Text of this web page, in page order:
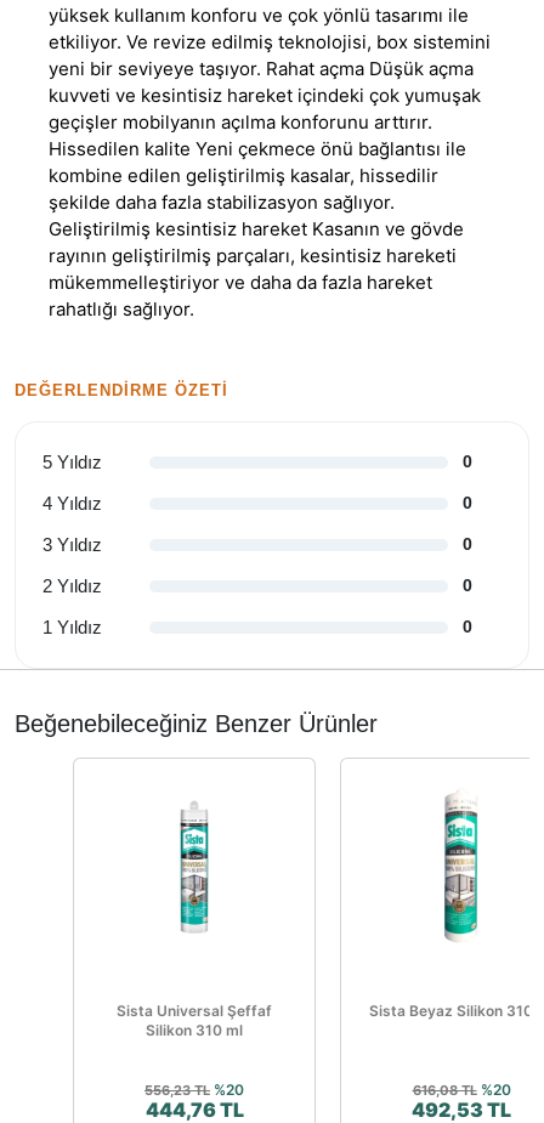
yüksek kullanım konforu ve çok yönlü tasarımı ile
etkiliyor. Ve revize edilmiş teknolojisi, box sistemini
yeni bir seviyeye taşıyor. Rahat açma Düşük açma
kuvveti ve kesintisiz hareket içindeki çok yumuşak
geçişler mobilyanın açılma konforunu arttırır.
Hissedilen kalite Yeni çekmece önü bağlantısı ile
kombine edilen geliştirilmiş kasalar, hissedilir
şekilde daha fazla stabilizasyon sağlıyor.
Geliştirilmiş kesintisiz hareket Kasanın ve gövde
rayının geliştirilmiş parçaları, kesintisiz hareketi
mükemmelleştiriyor ve daha da fazla hareket
rahatlığı sağlıyor.
DEĞERLENDIRME ÖZETI
5 Yıldız 0
4 Yıldız 0
3 Yıldız 0
2 Yıldız 0
1 Yıldız 0
Beğenebileceğiniz Benzer Ürünler
Sista Universal Şeffaf
Silikon 310 ml
556,23 TL %20
444,76 TL
Sista Beyaz Silikon 310
616,08 TL %20
492,53 TL